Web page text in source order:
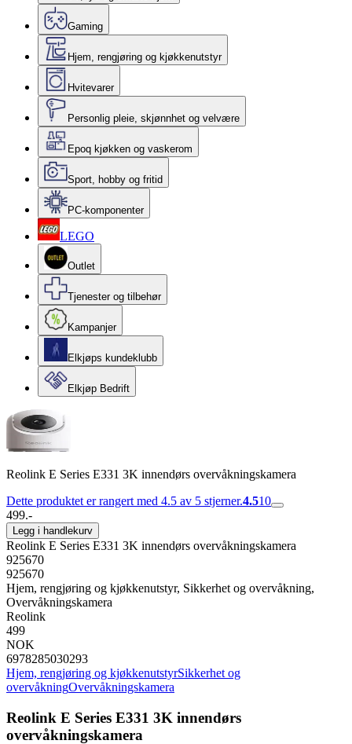
Gaming
Hjem, rengjøring og kjøkkenutstyr
Hvitevarer
Personlig pleie, skjønnhet og velvære
Epoq kjøkken og vaskerom
Sport, hobby og fritid
PC-komponenter
LEGO
Outlet
Tjenester og tilbehør
Kampanjer
Elkjøps kundeklubb
Elkjøp Bedrift
Reolink E Series E331 3K innendørs overvåkningskamera
Dette produktet er rangert med 4.5 av 5 stjerner.4.510
499.-
Legg i handlekurv
Reolink E Series E331 3K innendørs overvåkningskamera
925670
925670
Hjem, rengjøring og kjøkkenutstyr, Sikkerhet og overvåkning,
Overvåkningskamera
Reolink
499
NOK
6978285030293
Hjem, rengjøring og kjøkkenutstyrSikkerhet og
overvåkningOvervåkningskamera
Reolink E Series E331 3K innendørs
overvåkningskamera